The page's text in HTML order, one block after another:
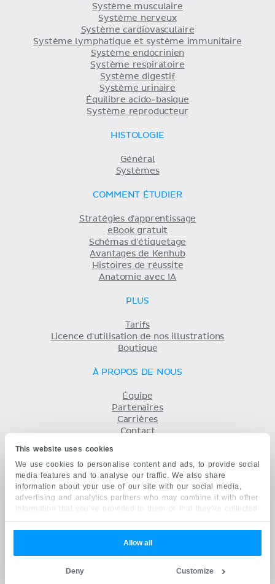
This website uses cookies
We use cookies to personalise content and ads, to provide social
media features and to analyse our traffic. We also share
information about your use of our site with our social media,
advertising and analytics partners who may combine it with other
information that you’ve provided to them or that they’ve collected
from your use of their services.
Allow all
Customize
Deny
Système musculaire
Système nerveux
Système cardiovasculaire
Système lymphatique et système immunitaire
Système endocrinien
Système respiratoire
Système digestif
Système urinaire
Équilibre acido-basique
Système reproducteur
HISTOLOGIE
Général
Systèmes
COMMENT ÉTUDIER
Stratégies d'apprentissage
eBook gratuit
Schémas d'étiquetage
Avantages de Kenhub
Histoires de réussite
Anatomie avec IA
PLUS
Tarifs
Licence d'utilisation de nos illustrations
Boutique
À PROPOS DE NOUS
Équipe
Partenaires
Carrières
Contact
Politique de confidentialité
KENHUB EN...
English